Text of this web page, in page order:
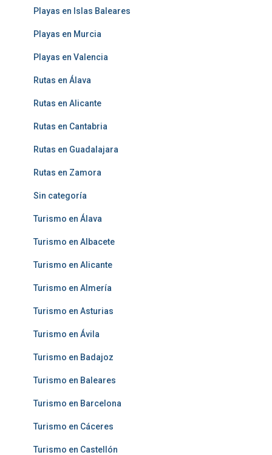
Playas en Islas Baleares
Playas en Murcia
Playas en Valencia
Rutas en Álava
Rutas en Alicante
Rutas en Cantabria
Rutas en Guadalajara
Rutas en Zamora
Sin categoría
Turismo en Álava
Turismo en Albacete
Turismo en Alicante
Turismo en Almería
Turismo en Asturias
Turismo en Ávila
Turismo en Badajoz
Turismo en Baleares
Turismo en Barcelona
Turismo en Cáceres
Turismo en Castellón